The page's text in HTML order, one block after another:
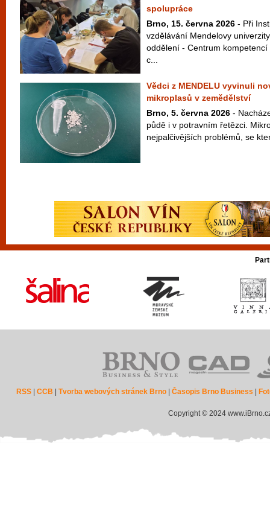
spolupráce
Brno, 15. června 2026 - Při
vzdělávání Mendelovy
oddělení - Centrum
c...
Vědci z MENDELU vyvinuli
mikroplasů v zemědělství
Brno, 5. června 2026 -
půdě i v potravním řetězci.
nejpalčivějších problémů, se
RSS |CCB |Tvorba webových stránek Brno |Časopis Brno Business
Copyright © 2024